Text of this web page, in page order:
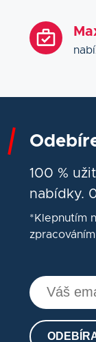
100 %
nabídky.
*Klepnutím